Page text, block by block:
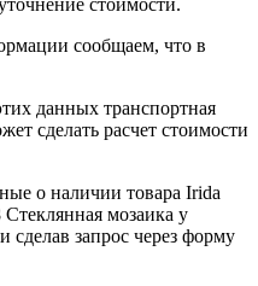
сообщаем, что в
данных транспортная
сделать расчет стоимости
о наличии товара Irida
мозаика у
сделав запрос через форму